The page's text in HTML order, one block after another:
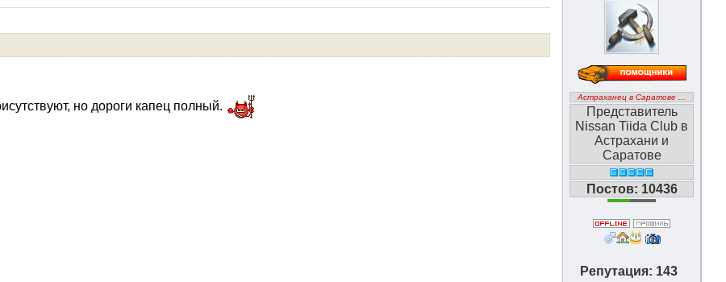
но дороги капец полный.
Астраханец в Саратове ...
Представитель
Nissan Tiida Club в
Астрахани и
Саратове
Постов: 10436
Репутация: 143